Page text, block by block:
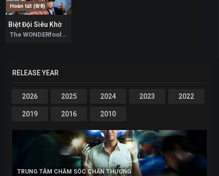
Hoàn tất (8/8)
Biệt Đội Siêu Khờ
The WONDERfools 2026
RELEASE YEAR
2026 2025 2024 2023 2022
2019 2016 2010
TRUNG TÂM CHĂM SÓC CHẤN THƯƠNG